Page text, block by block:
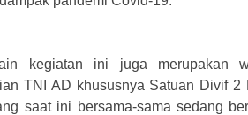
kegiatan ini juga merupakan
TNI AD khususnya Satuan Divif 2
saat ini bersama-sama sedang